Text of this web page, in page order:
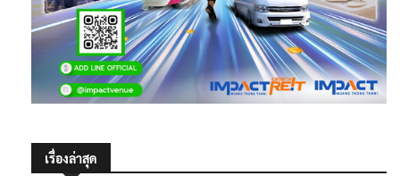
เรื่องล่าสุด